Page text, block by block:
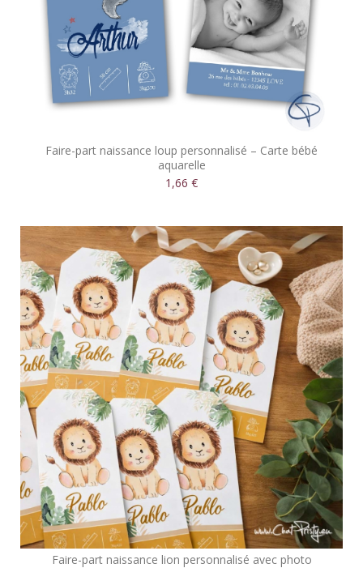
Faire-part naissance loup personnalisé – Carte bébé
aquarelle
1,66 €
Faire-part naissance lion personnalisé avec photo